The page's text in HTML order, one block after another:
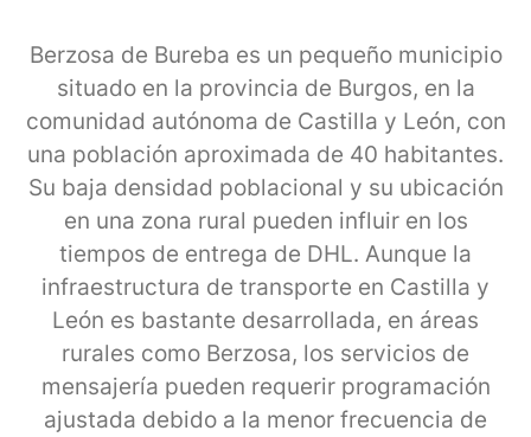
Berzosa de Bureba es un pequeño municipio
situado en la provincia de Burgos, en la
comunidad autónoma de Castilla y León, con
una población aproximada de 40 habitantes.
Su baja densidad poblacional y su ubicación
en una zona rural pueden influir en los
tiempos de entrega de DHL. Aunque la
infraestructura de transporte en Castilla y
León es bastante desarrollada, en áreas
rurales como Berzosa, los servicios de
mensajería pueden requerir programación
ajustada debido a la menor frecuencia de